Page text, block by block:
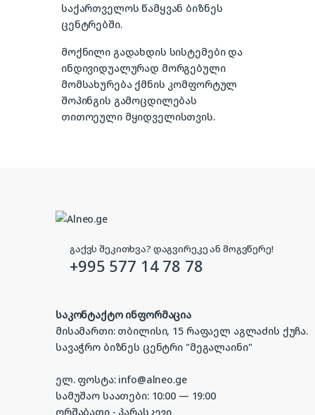
საქართველოს წამყვან ბიზნეს
ცენტრებში.
მოქნილი გადახდის სისტემები და
ინდივიდუალურად მორგებული
მომსახურება ქმნის კომფორტულ
შოპინგის გამოცდილებას
თითოეული მყიდველისთვის.
გაქვს შეკითხვა? დაგვირეკე ან მოგვწერე!
+995 577 14 78 78
საკონტაქტო ინფორმაცია
მისამართი: თბილისი, 15 რაფაელ აგლაძის ქუჩა.
სავაჭრო ბიზნეს ცენტრი "მეგალაინი"
ელ. ფოსტა: info@alneo.ge
სამუშაო საათები: 10:00 — 19:00
ორშაბათი - პარასკევი